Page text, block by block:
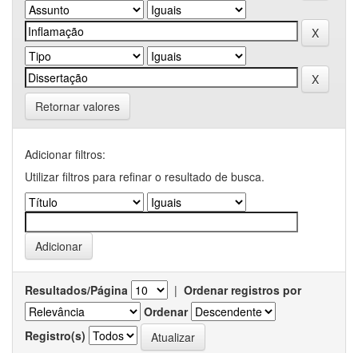
Retornar valores
Adicionar filtros:
Utilizar filtros para refinar o resultado de busca.
Resultados/Página | Ordenar registros por
Ordenar
Registro(s)